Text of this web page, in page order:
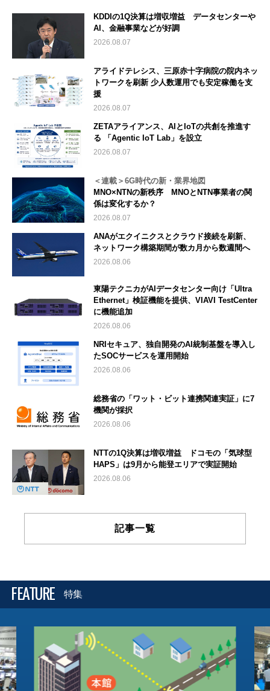
KDDIの1Q決算は増収増益 データセンターや
AI、金融事業などが好調
2026.08.07
アライドテレシス、三原赤十字病院の院内ネッ
トワークを刷新 少人数運用でも安定稼働を支
援
2026.08.07
ZETAアライアンス、AIとIoTの共創を推進す
る 「Agentic IoT Lab」を設立
2026.08.07
＜連載＞6G時代の新・業界地図
MNO×NTNの新秩序 MNOとNTN事業者の関
係は変化するか？
2026.08.07
ANAがエクイニクスとクラウド接続を刷新、
ネットワーク構築期間が数カ月から数週間へ
2026.08.06
東陽テクニカがAIデータセンター向け「Ultra
Ethernet」検証機能を提供、VIAVI TestCenter
に機能追加
2026.08.06
NRIセキュア、独自開発のAI統制基盤を導入し
たSOCサービスを運用開始
2026.08.06
総務省の「ワット・ビット連携関連実証」に7
機関が採択
2026.08.06
NTTの1Q決算は増収増益 ドコモの「気球型
HAPS」は9月から能登エリアで実証開始
2026.08.06
記事一覧
FEATURE 特集